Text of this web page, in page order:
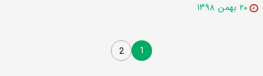
۲۰ بهمن ۱۳۹۸
1
2